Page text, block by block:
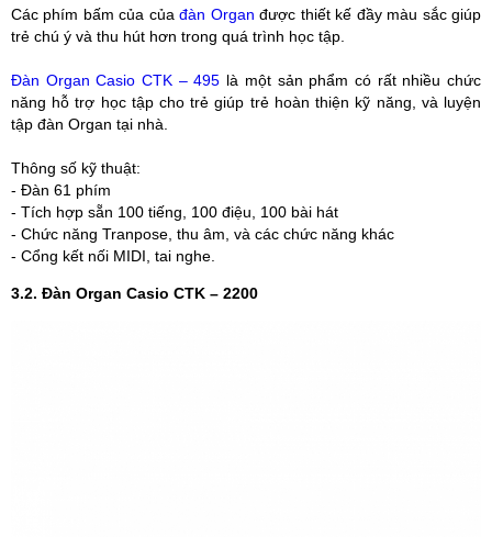
Các phím bấm của củađàn Organ được thiết kế đầy màu sắc giúp
trẻ chú ý và thu hút hơn trong quá trình học tập.
Đàn Organ Casio CTK – 495 là một sản phẩm có rất nhiều chức
năng hỗ trợ học tập cho trẻ giúp trẻ hoàn thiện kỹ năng, và luyện
tập đàn Organ tại nhà.
Thông số kỹ thuật:
- Đàn 61 phím
- Tích hợp sẵn 100 tiếng, 100 điệu, 100 bài hát
- Chức năng Tranpose, thu âm, và các chức năng khác
- Cổng kết nối MIDI, tai nghe.
3.2. Đàn Organ Casio CTK – 2200